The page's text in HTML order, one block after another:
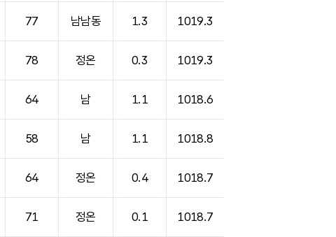
77 남남동 1.3 1019.3
78 정온 0.3 1019.3
64 남 1.1 1018.6
58 남 1.1 1018.8
64 정온 0.4 1018.7
71 정온 0.1 1018.7